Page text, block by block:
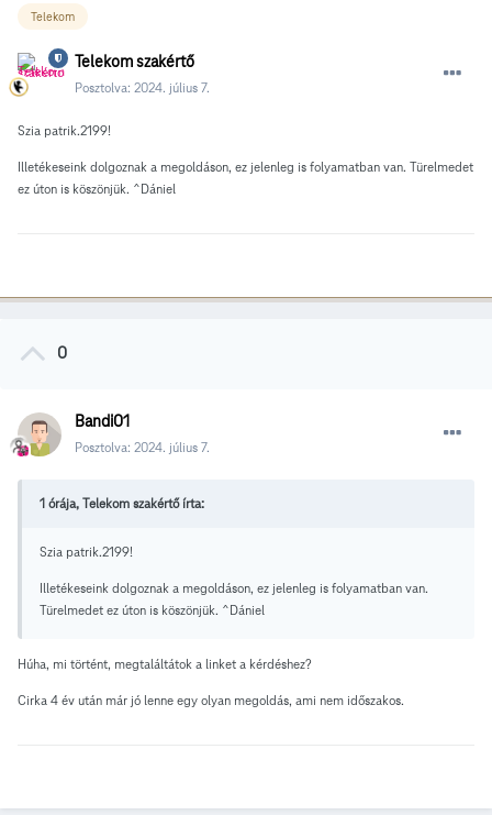
Telekom
Telekom szakértő
Posztolva: 2024. július 7.
Szia patrik.2199!
Illetékeseink dolgoznak a megoldáson, ez jelenleg is folyamatban van. Türelmedet
ez úton is köszönjük. ^Dániel
0
Bandi01
Posztolva: 2024. július 7.
1 órája, Telekom szakértő írta:
Szia patrik.2199!
Illetékeseink dolgoznak a megoldáson, ez jelenleg is folyamatban van.
Türelmedet ez úton is köszönjük. ^Dániel
Húha, mi történt, megtaláltátok a linket a kérdéshez?
Cirka 4 év után már jó lenne egy olyan megoldás, ami nem időszakos.